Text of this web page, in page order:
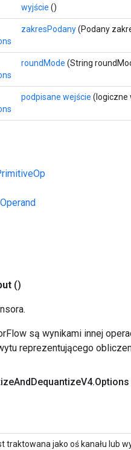
wyjście ()
zakresPodany(Podany
roundMode (String
podpisane wejście (logiczne
()
są wynikami innej
reprezentującego
AndDequantizeV4.Options
traktowana jako oś kanału lub